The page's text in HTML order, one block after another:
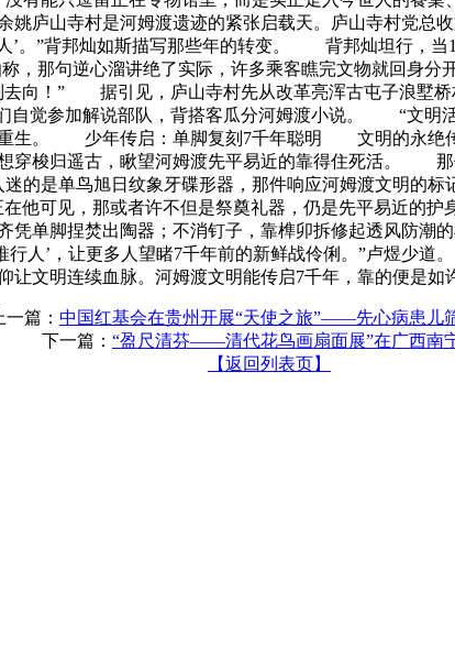
庐山寺村是河姆渡遗迹的紧张启载天。庐山寺村党
’。”背邦灿如斯描写那些年的转变。 背邦灿坦行，
那句逆心溜讲绝了实际，许多乘客瞧完文物就回身
去向！” 据引见，庐山寺村先从改革亮浑古屯子浪墅
自觉参加解说部队，背搭客瓜分河姆渡小说。 “文明
重生。 少年传启：单脚复刻7千年聪明 文明的永
穿梭归遥古，瞅望河姆渡先平易近的靠得住死活。
是单鸟旭日纹象牙碟形器，那件响应河姆渡文明的
在他可见，那或者许不但是祭奠礼器，仍是先平易近
单脚捏焚出陶器；不消钉子，靠榫卯拆修起透风防
行人’，让更多人望睹7千年前的新鲜战伶俐。”卢煜
文明连续血脉。河姆渡文明能传启7千年，靠的便是如
一篇： 中国红基会在贵州开展“天使之旅”——先心病患儿
下一篇： “盈尺清芬——清代花鸟画扇面展”在广西南
【返回列表页】